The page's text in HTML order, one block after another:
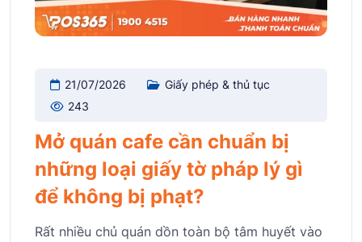
21/07/2026
Giấy phép & thủ tục
243
Mở quán cafe cần chuẩn bị
những loại giấy tờ pháp lý gì
để không bị phạt?
Rất nhiều chủ quán dồn toàn bộ tâm huyết vào